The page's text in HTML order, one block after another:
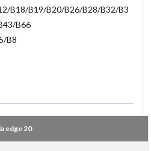
B18/B19/B20/B26/B28/B32/B3
B66
B8
edge 20